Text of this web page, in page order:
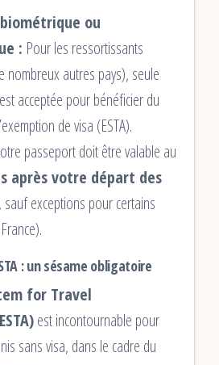
ou
: Pour les ressortissants
nombreux autres pays), seule
acceptée pour bénéficier du
de visa (ESTA).
passeport doit être valable au
après votre départ des
, sauf exceptions pour certains
: un sésame obligatoire
for Travel
est incontournable pour
sans visa, dans le cadre du